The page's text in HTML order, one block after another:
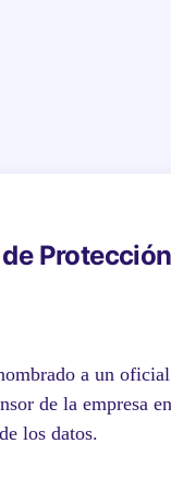
a un
de la empresa
los datos.